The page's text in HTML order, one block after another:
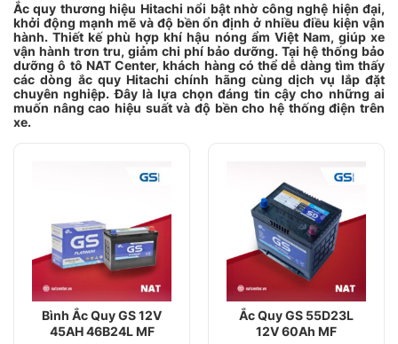
Ắc quy thương hiệu Hitachi nổi bật nhờ công nghệ hiện đại,
khởi động mạnh mẽ và độ bền ổn định ở nhiều điều kiện vận
hành. Thiết kế phù hợp khí hậu nóng ẩm Việt Nam, giúp xe
vận hành trơn tru, giảm chi phí bảo dưỡng. Tại hệ thống bảo
dưỡng ô tô NAT Center, khách hàng có thể dễ dàng tìm thấy
các dòng ắc quy Hitachi chính hãng cùng dịch vụ lắp đặt
chuyên nghiệp. Đây là lựa chọn đáng tin cậy cho những ai
muốn nâng cao hiệu suất và độ bền cho hệ thống điện trên
xe.
Bình Ắc Quy GS 12V
45AH 46B24L MF
Ắc Quy GS 55D23L
12V 60Ah MF